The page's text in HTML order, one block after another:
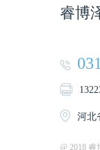
睿博
河北
@ 2018